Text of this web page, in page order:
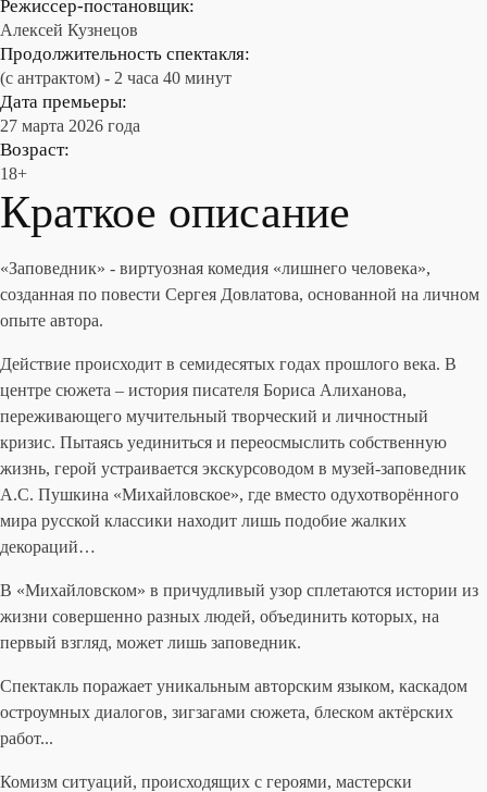
Режиссер-постановщик:
Алексей Кузнецов
Продолжительность спектакля:
(с антрактом) - 2 часа 40 минут
Дата премьеры:
27 марта 2026 года
Возраст:
18+
Краткое описание
«Заповедник» - виртуозная комедия «лишнего человека»,
созданная по повести Сергея Довлатова, основанной на личном
опыте автора.
Действие происходит в семидесятых годах прошлого века. В
центре сюжета – история писателя Бориса Алиханова,
переживающего мучительный творческий и личностный
кризис. Пытаясь уединиться и переосмыслить собственную
жизнь, герой устраивается экскурсоводом в музей-заповедник
А.С. Пушкина «Михайловское», где вместо одухотворённого
мира русской классики находит лишь подобие жалких
декораций…
В «Михайловском» в причудливый узор сплетаются истории из
жизни совершенно разных людей, объединить которых, на
первый взгляд, может лишь заповедник.
Спектакль поражает уникальным авторским языком, каскадом
остроумных диалогов, зигзагами сюжета, блеском актёрских
работ...
Комизм ситуаций, происходящих с героями, мастерски